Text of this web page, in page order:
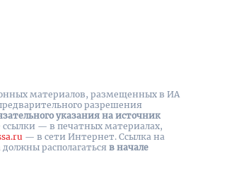
материалов, размещенных в ИА
разрешения
указания на источник
ссылки — в печатных материалах,
— в сети Интернет. Ссылка на
располагаться в начале